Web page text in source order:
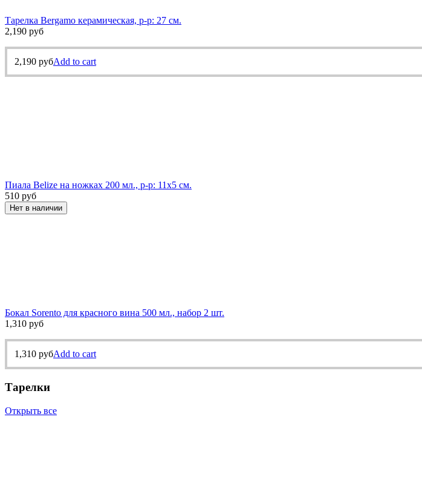
Тарелка Bergamo керамическая, р-р: 27 см.
2,190 руб
2,190 рубAdd to cart
Пиала Belize на ножках 200 мл., р-р: 11х5 см.
510 руб
Нет в наличии
Бокал Sorento для красного вина 500 мл., набор 2 шт.
1,310 руб
1,310 рубAdd to cart
Тарелки
Открыть все